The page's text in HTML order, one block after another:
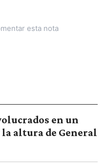
esta nota
en un
la altura de General